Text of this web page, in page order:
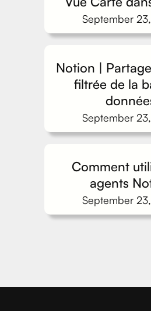
September
Notion |
filtrée de la
September
Comment
agents
September